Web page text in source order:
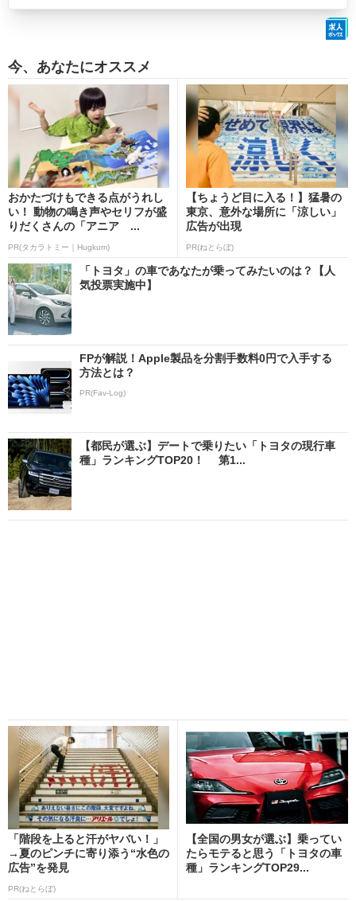
今、あなたにオススメ
おかたづけもできる点がうれし
い！ 動物の鳴き声やセリフが盛
りだくさんの「アニア ...
PR(タカラトミー｜Hugkum)
【ちょうど目に入る！】猛暑の
東京、意外な場所に「涼しい」
広告が出現
PR(ねとらぼ)
「トヨタ」の車であなたが乗ってみたいのは？【人
気投票実施中】
FPが解説！Apple製品を分割手数料0円で入手する
方法とは？
PR(Fav-Log)
【都民が選ぶ】デートで乗りたい「トヨタの現行車
種」ランキングTOP20！ 第1...
「階段を上ると汗がヤバい！」
→夏のピンチに寄り添う“水色の
広告”を発見
PR(ねとらぼ)
【全国の男女が選ぶ】乗ってい
たらモテると思う「トヨタの車
種」ランキングTOP29...